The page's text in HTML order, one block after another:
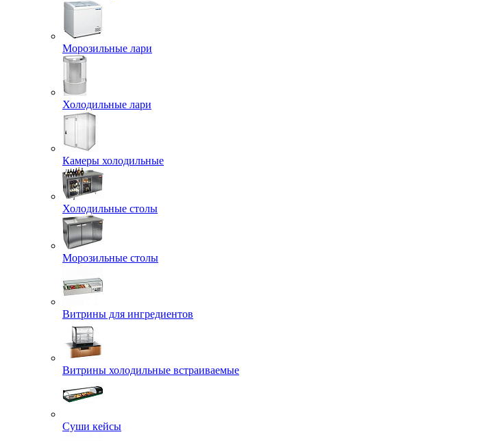
Морозильные лари
Холодильные лари
Камеры холодильные
Холодильные столы
Морозильные столы
Витрины для ингредиентов
Витрины холодильные встраиваемые
Суши кейсы